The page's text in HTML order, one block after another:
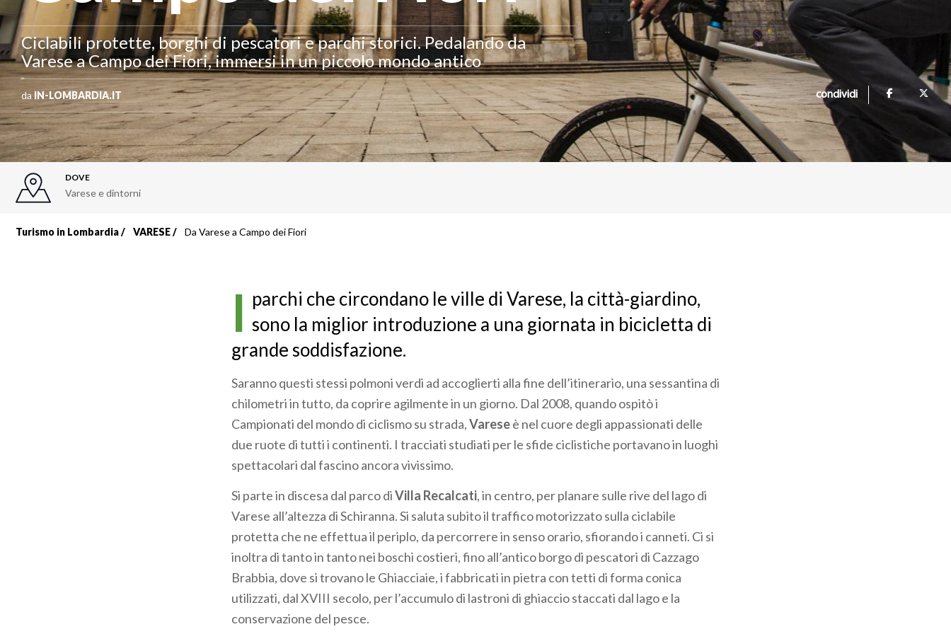
Ciclabili protette, borghi di pescatori e parchi storici. Pedalando da
Varese a Campo dei Fiori, immersi in un piccolo mondo antico
da IN-LOMBARDIA.IT condividi
DOVE
Varese e dintorni
Turismo in Lombardia VARESE Da Varese a Campo dei Fiori
I parchi che circondano le ville di Varese, la città-giardino,
sono la miglior introduzione a una giornata in bicicletta di
grande soddisfazione.
Saranno questi stessi polmoni verdi ad accoglierti alla fine dell’itinerario, una sessantina di
chilometri in tutto, da coprire agilmente in un giorno. Dal 2008, quando ospitò i
Campionati del mondo di ciclismo su strada,Vareseè nel cuore degli appassionati delle
due ruote di tutti i continenti. I tracciati studiati per le sfide ciclistiche portavano in luoghi
spettacolari dal fascino ancora vivissimo.
Si parte in discesa dal parco diVilla Recalcati, in centro, per planare sulle rive del lago di
Varese all’altezza di Schiranna. Si saluta subito il traffico motorizzato sulla ciclabile
protetta che ne effettua il periplo, da percorrere in senso orario, sfiorando i canneti. Ci si
inoltra di tanto in tanto nei boschi costieri, fino all’antico borgo di pescatori di Cazzago
Brabbia, dove si trovano le Ghiacciaie, i fabbricati in pietra con tetti di forma conica
utilizzati, dal XVIII secolo, per l’accumulo di lastroni di ghiaccio staccati dal lago e la
conservazione del pesce.